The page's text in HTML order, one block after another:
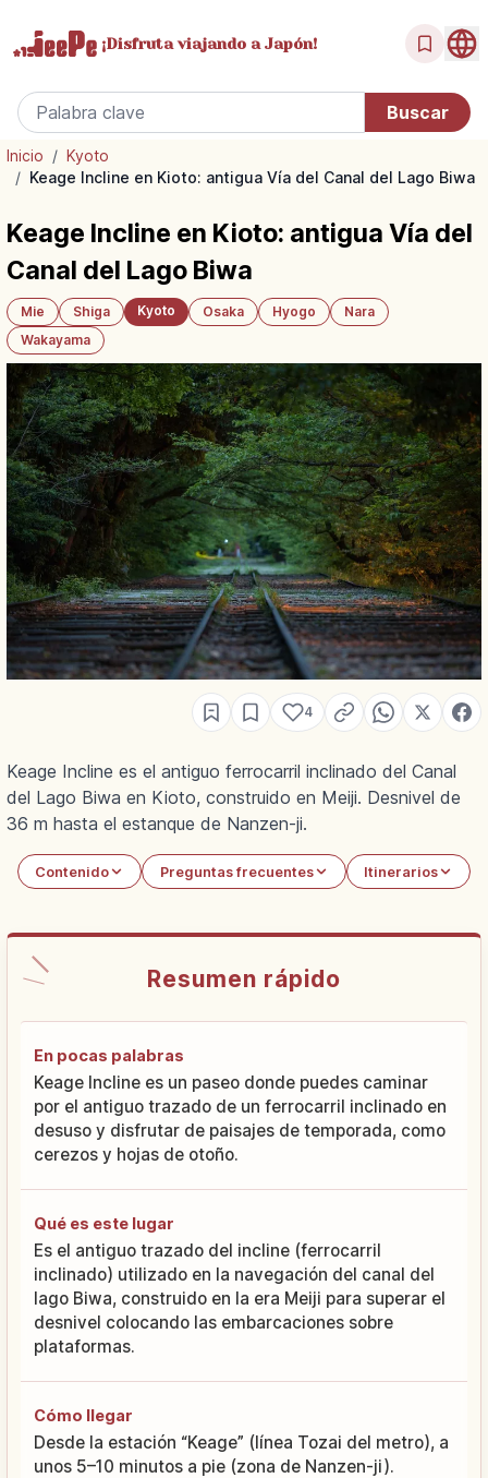
¡Disfrutaviajando a Japón!
Inicio / Kyoto
/ Keage Incline en Kioto: antigua Vía del Canal del Lago Biwa
Keage Incline en Kioto: antigua Vía del
Canal del Lago Biwa
Mie Shiga Kyoto Osaka Hyogo
Nara
Wakayama
4
Keage Incline es el antiguo ferrocarril inclinado del Canal
del Lago Biwa en Kioto, construido en Meiji. Desnivel de
36 m hasta el estanque de Nanzen-ji.
Contenido Preguntas frecuentes Itinerarios
Resumen rápido
En pocas palabras
Keage Incline es un paseo donde puedes caminar
por el antiguo trazado de un ferrocarril inclinado en
desuso y disfrutar de paisajes de temporada, como
cerezos y hojas de otoño.
Qué es este lugar
Es el antiguo trazado del incline (ferrocarril
inclinado) utilizado en la navegación del canal del
lago Biwa, construido en la era Meiji para superar el
desnivel colocando las embarcaciones sobre
plataformas.
Cómo llegar
Desde la estación “Keage” (línea Tozai del metro), a
unos 5–10 minutos a pie (zona de Nanzen-ji).